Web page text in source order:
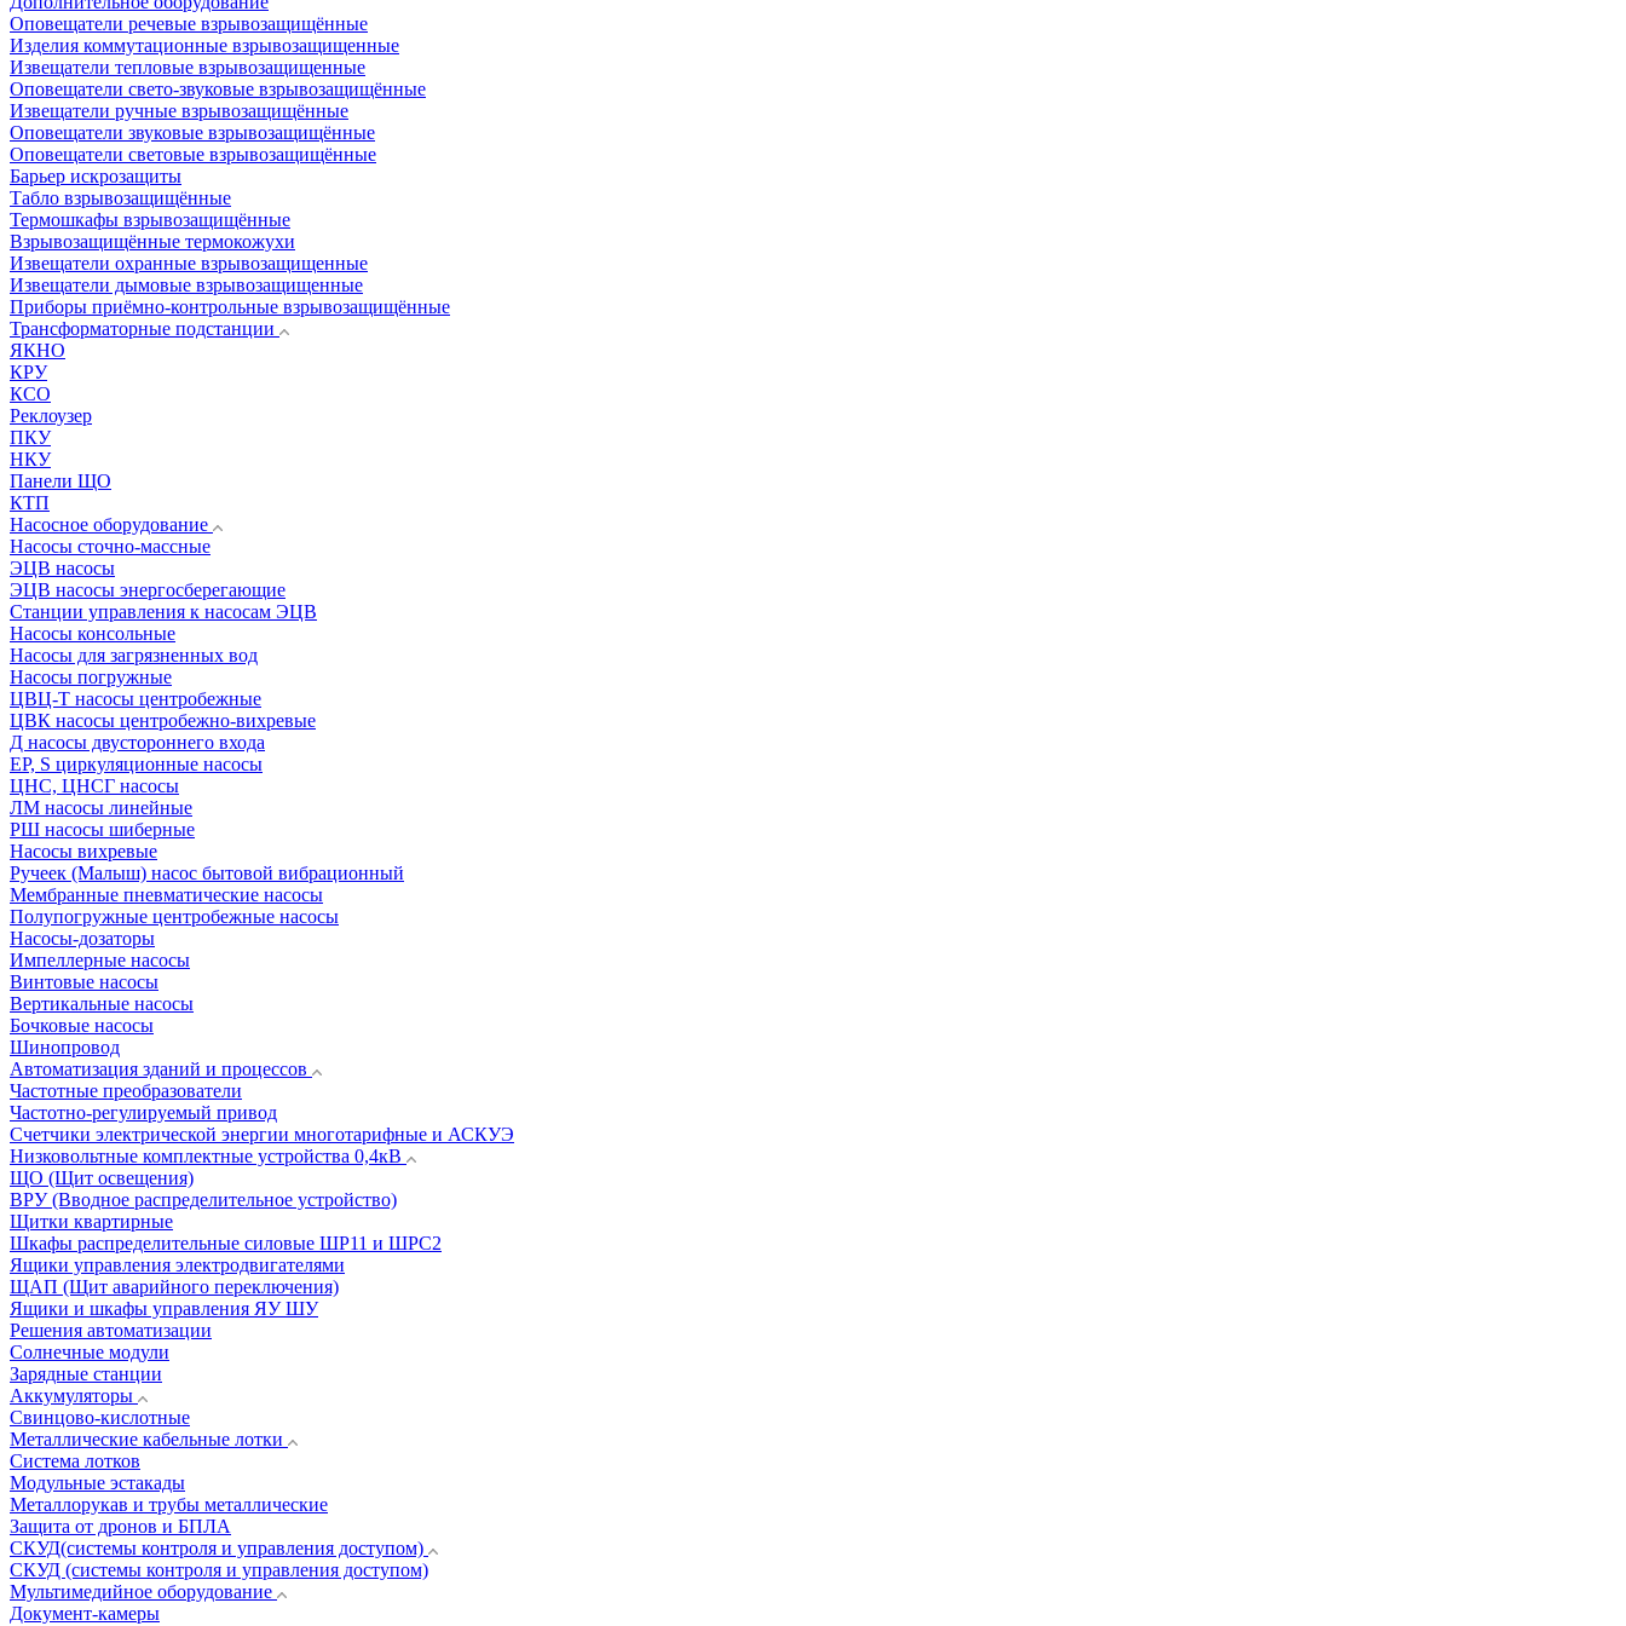
Оповещатели речевые взрывозащищённые
Изделия коммутационные взрывозащищенные
Извещатели тепловые взрывозащищенные
Оповещатели свето-звуковые взрывозащищённые
Извещатели ручные взрывозащищённые
Оповещатели звуковые взрывозащищённые
Оповещатели световые взрывозащищённые
Барьер искрозащиты
Табло взрывозащищённые
Термошкафы взрывозащищённые
Взрывозащищённые термокожухи
Извещатели охранные взрывозащищенные
Извещатели дымовые взрывозащищенные
Приборы приёмно-контрольные взрывозащищённые
Трансформаторные подстанции
ЯКНО
КРУ
КСО
Реклоузер
ПКУ
НКУ
Панели ЩО
КТП
Насосное оборудование
Насосы сточно-массные
ЭЦВ насосы
ЭЦВ насосы энергосберегающие
Станции управления к насосам ЭЦВ
Насосы консольные
Насосы для загрязненных вод
Насосы погружные
ЦВЦ-Т насосы центробежные
ЦВК насосы центробежно-вихревые
Д насосы двустороннего входа
EP, S циркуляционные насосы
ЦНС, ЦНСГ насосы
ЛМ насосы линейные
РШ насосы шиберные
Насосы вихревые
Ручеек (Малыш) насос бытовой вибрационный
Мембранные пневматические насосы
Полупогружные центробежные насосы
Насосы-дозаторы
Импеллерные насосы
Винтовые насосы
Вертикальные насосы
Бочковые насосы
Шинопровод
Автоматизация зданий и процессов
Частотные преобразователи
Частотно-регулируемый привод
Счетчики электрической энергии многотарифные и АСКУЭ
Низковольтные комплектные устройства 0,4кВ
ЩО (Щит освещения)
ВРУ (Вводное распределительное устройство)
Щитки квартирные
Шкафы распределительные силовые ШР11 и ШРС2
Ящики управления электродвигателями
ЩАП (Щит аварийного переключения)
Ящики и шкафы управления ЯУ ШУ
Решения автоматизации
Солнечные модули
Зарядные станции
Аккумуляторы
Свинцово-кислотные
Металлические кабельные лотки
Система лотков
Модульные эстакады
Металлорукав и трубы металлические
Защита от дронов и БПЛА
СКУД(системы контроля и управления доступом)
СКУД (системы контроля и управления доступом)
Мультимедийное оборудование
Документ-камеры